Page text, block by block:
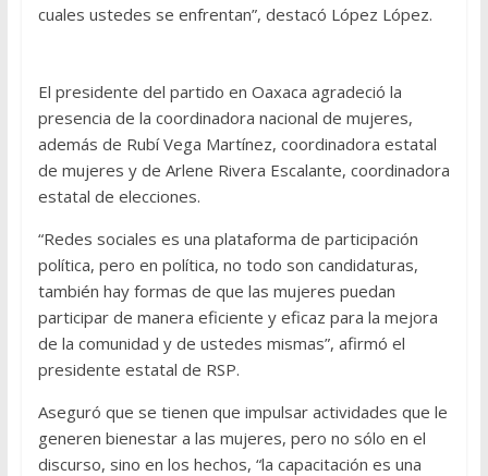
cuales ustedes se enfrentan”, destacó López López.
El presidente del partido en Oaxaca agradeció la
presencia de la coordinadora nacional de mujeres,
además de Rubí Vega Martínez, coordinadora estatal
de mujeres y de Arlene Rivera Escalante, coordinadora
estatal de elecciones.
“Redes sociales es una plataforma de participación
política, pero en política, no todo son candidaturas,
también hay formas de que las mujeres puedan
participar de manera eficiente y eficaz para la mejora
de la comunidad y de ustedes mismas”, afirmó el
presidente estatal de RSP.
Aseguró que se tienen que impulsar actividades que le
generen bienestar a las mujeres, pero no sólo en el
discurso, sino en los hechos, “la capacitación es una